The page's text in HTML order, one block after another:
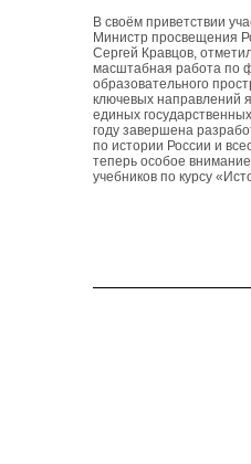
В своём приветствии
Министр просвещения
Сергей Кравцов,
масштабная работа по
образовательного
ключевых направлений
единых
году завершена
по истории России и
теперь особое
учебников по курсу